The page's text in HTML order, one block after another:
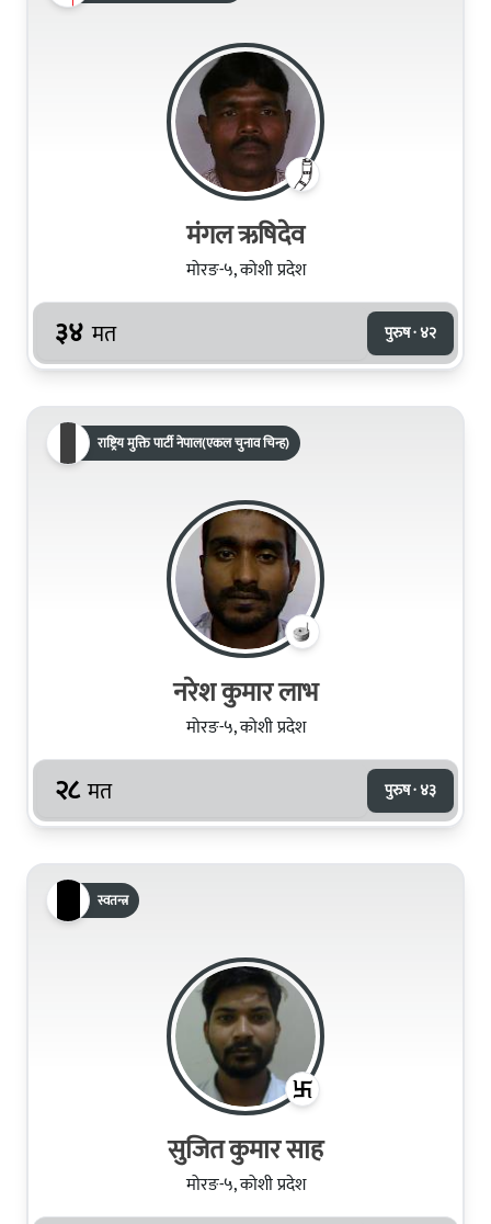
मंगल ऋषिदेव
मोरङ-५, कोशी प्रदेश
३४ मत पुरुष · ४२
राष्ट्रिय मुक्ति पार्टी नेपाल(एकल चुनाव चिन्ह)
नरेश कुमार लाभ
मोरङ-५, कोशी प्रदेश
२८ मत पुरुष · ४३
स्वतन्त्र
सुजित कुमार साह
मोरङ-५, कोशी प्रदेश